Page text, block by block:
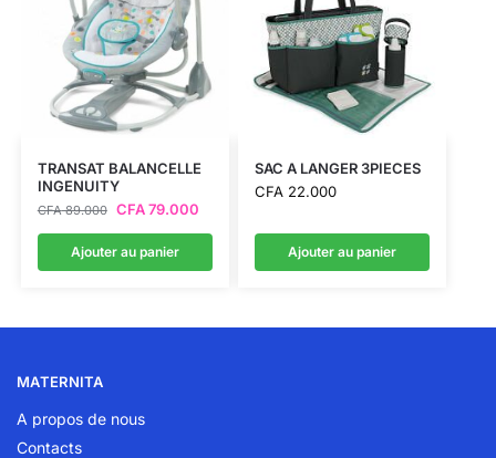
TRANSAT BALANCELLE
INGENUITY
CFA89.000 CFA79.000
Ajouter au panier
SAC A LANGER 3PIECES
CFA22.000
Ajouter au panier
MATERNITA
A propos de nous
Contacts